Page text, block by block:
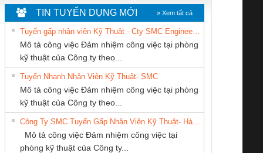
Le An Toàn
Contact
– PSR-
SCP-
FSP/2X1/1X2
Bộ giám sát chuỗi
tấm pin
TRANSCLINIC 16I+
1K5 L (2433950000)
Bộ giám sát dòng
TRANSCLINIC 16I+
(2008130000)
CÔNG TY TNHH
MEKONG MARINE
SUPPLY
Công Ty TNHH
Thiết Bị Điện Nam
Quốc Thịnh
CÔNG TY TNHH
THIÊN ÂN VIỆT
NAM
TIN TUYỂN DỤNG MỚI » Xem tất cả
Mô tả công việc Đảm nhiệm công việc tại phòng
kỹ thuật của Công ty theo...
Tuyển Nhanh Nhân Viên Kỹ Thuật- SMC
Mô tả công việc Đảm nhiệm công việc tại phòng
kỹ thuật của Công ty theo...
Mô tả công việc Đảm nhiệm công việc tại
phòng kỹ thuật của Công ty...